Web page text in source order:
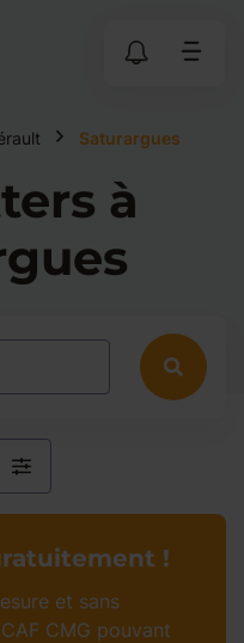
Saturargues
à
!
et sans
CMG pouvant